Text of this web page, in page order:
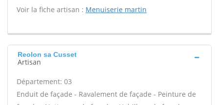
Voir la fiche artisan : Menuiserie martin
Reolon sa Cusset
Artisan
Département: 03
Enduit de façade - Ravalement de façade - Peinture de